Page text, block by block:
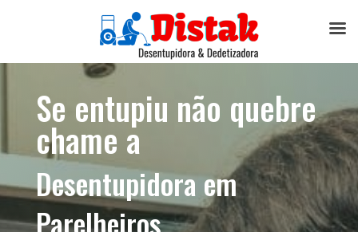
Se entupiu não quebre
chame a
Desentupidora em
Parelheiros​